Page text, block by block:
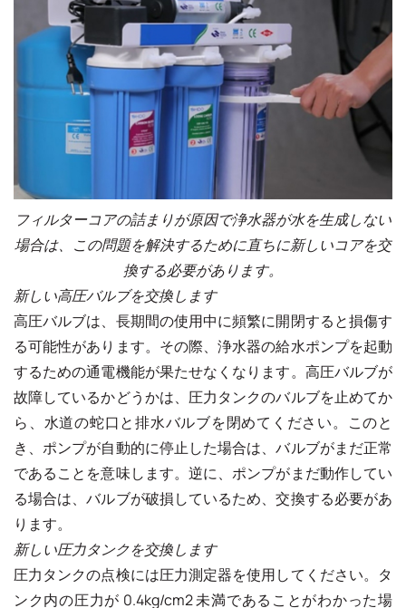
フィルターコアの詰まりが原因で浄水器が水を生成しない
場合は、この問題を解決するために直ちに新しいコアを交
換する必要があります。
新しい高圧バルブを交換します
高圧バルブは、長期間の使用中に頻繁に開閉すると損傷す
る可能性があります。その際、浄水器の給水ポンプを起動
するための通電機能が果たせなくなります。高圧バルブが
故障しているかどうかは、圧力タンクのバルブを止めてか
ら、水道の蛇口と排水バルブを閉めてください。このと
き、ポンプが自動的に停止した場合は、バルブがまだ正常
であることを意味します。逆に、ポンプがまだ動作してい
る場合は、バルブが破損しているため、交換する必要があ
ります。
新しい圧力タンクを交換します
圧力タンクの点検には圧力測定器を使用してください。タ
ンク内の圧力が 0.4kg/cm2 未満であることがわかった場